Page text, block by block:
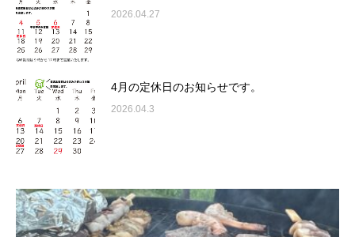
2026.04.27
4月の定休日のお知らせです。
2026.04.3